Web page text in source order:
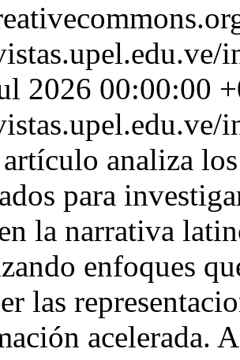
2026 00:00:00
analiza
para
la narrativa
enfoques
las
acelerada.